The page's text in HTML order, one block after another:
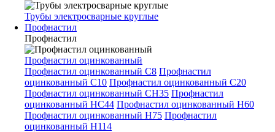
Трубы электросварные круглые
Профнастил
Профнастил
Профнастил оцинкованный
Профнастил оцинкованный С8 Профнастил
оцинкованный С10 Профнастил оцинкованный С20
Профнастил оцинкованный СН35 Профнастил
оцинкованный НС44 Профнастил оцинкованный Н60
Профнастил оцинкованный Н75 Профнастил
оцинкованный Н114